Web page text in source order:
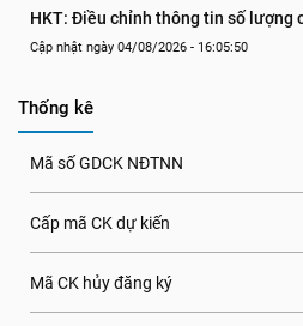
HKT: Điều chỉnh thông tin số lượng
Cập nhật ngày 04/08/2026 - 16:05:50
Thống kê
Mã số GDCK NĐTNN
Cấp mã CK dự kiến
Mã CK hủy đăng ký